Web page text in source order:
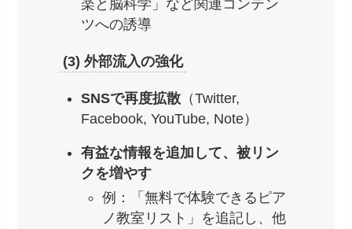
楽と脳科学」など関連コンテン
ツへの誘導
(3) 外部流入の強化
SNSで再度拡散 （Twitter,
Facebook, YouTube, Note）
有益な情報を追加して、被リン
クを増やす
例：「無料で体験できるピア
ノ教室リスト」を追記し、他